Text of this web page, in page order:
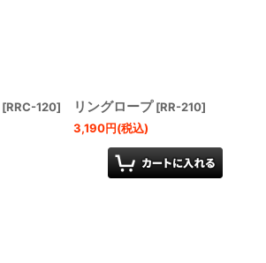
[RRC-120] リングロープ [RR-210]
3,190円(税込)